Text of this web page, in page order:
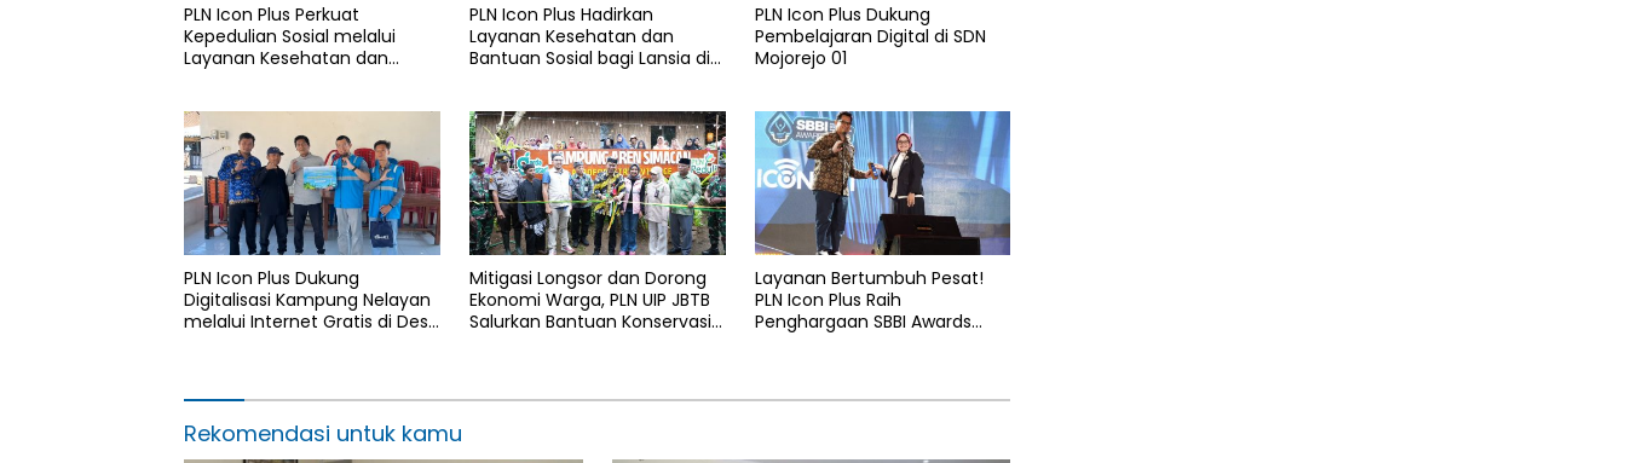
PLN Icon Plus Perkuat
Kepedulian Sosial melalui
Layanan Kesehatan dan
PLN Icon Plus Hadirkan
Layanan Kesehatan dan
Bantuan Sosial bagi Lansia di
PLN Icon Plus Dukung
Pembelajaran Digital di SDN
Mojorejo 01
PLN Icon Plus Dukung
Digitalisasi Kampung Nelayan
melalui Internet Gratis di Desa
Mitigasi Longsor dan Dorong
Ekonomi Warga, PLN UIP JBTB
Salurkan Bantuan Konservasi
Layanan Bertumbuh Pesat!
PLN Icon Plus Raih
Penghargaan SBBI Awards
Rekomendasi untuk kamu